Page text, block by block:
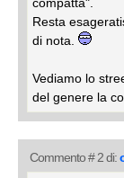
compatta".
Resta
di nota.
Vediamo lo
del genere la
Commento # 2 di: